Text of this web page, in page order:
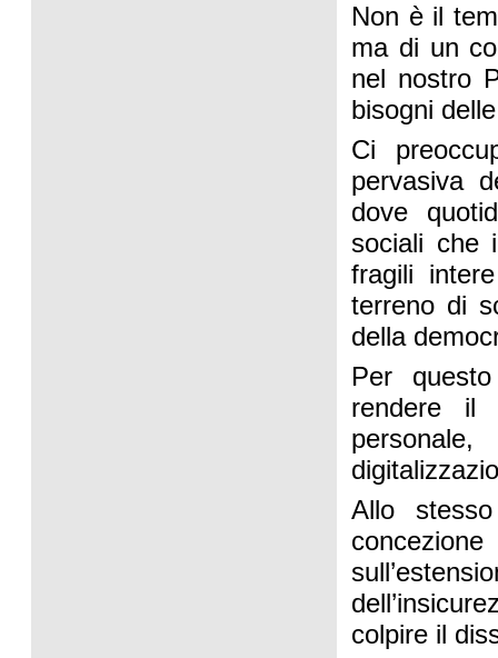
Non è il
ma di un
nel nostro
bisogni
Ci
pervasiva
dove
sociali che
fragili
terreno di
della
Per
rendere il
Allo
colpire il